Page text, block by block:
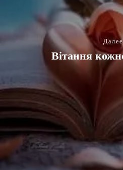
Далее
Вітання